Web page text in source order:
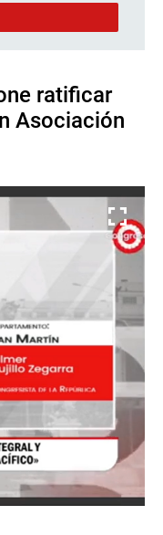
ratificar
Asociación